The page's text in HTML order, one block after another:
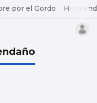
por el Gordo